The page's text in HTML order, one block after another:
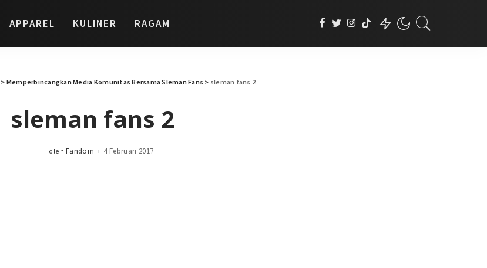
APPAREL KULINER RAGAM
> Memperbincangkan Media Komunitas Bersama Sleman Fans > sleman fans 2
sleman fans 2
Posted
oleh Fandom 4 Februari 2017